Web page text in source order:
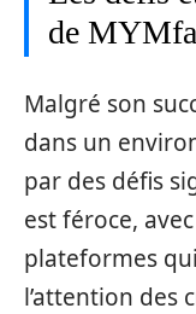
de
Malgré son
dans un
par des défis
est féroce,
plateformes
l’attention des